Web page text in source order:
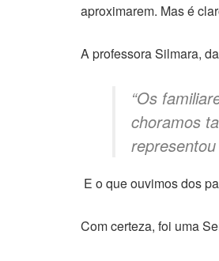
aproximarem. Mas é
A professora Silmara,
“Os
choramos
E o que ouvimos dos
Com certeza, foi uma